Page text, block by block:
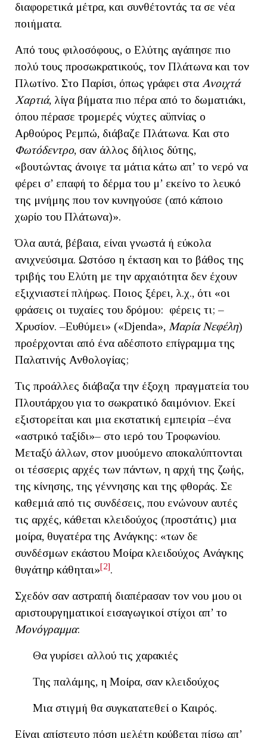
διαφορετικά μέτρα, και συνθέτοντάς τα σε νέα
ποιήματα.
Από τους φιλοσόφους, ο Ελύτης αγάπησε πιο
πολύ τους προσωκρατικούς, τον Πλάτωνα και τον
Πλωτίνο. Στο Παρίσι, όπως γράφει στα Ανοιχτά
Χαρτιά, λίγα βήματα πιο πέρα από το δωματιάκι,
όπου πέρασε τρομερές νύχτες αϋπνίας ο
Αρθούρος Ρεμπώ, διάβαζε Πλάτωνα. Και στο
Φωτόδεντρο, σαν άλλος δήλιος δύτης,
«βουτώντας άνοιγε τα μάτια κάτω απ’ το νερό να
φέρει σ’ επαφή το δέρμα του μ’ εκείνο το λευκό
της μνήμης που τον κυνηγούσε (από κάποιο
χωρίο του Πλάτωνα)».
Όλα αυτά, βέβαια, είναι γνωστά ή εύκολα
ανιχνεύσιμα. Ωστόσο η έκταση και το βάθος της
τριβής του Ελύτη με την αρχαιότητα δεν έχουν
εξιχνιαστεί πλήρως. Ποιος ξέρει, λ.χ., ότι «οι
φράσεις οι τυχαίες του δρόμου: φέρεις τι; –
Χρυσίον. –Ευθύμει» («Djenda», Μαρία Νεφέλη)
προέρχονται από ένα αδέσποτο επίγραμμα της
Παλατινής Ανθολογίας;
Τις προάλλες διάβαζα την έξοχη πραγματεία του
Πλουτάρχου για το σωκρατικό δαιμόνιον. Εκεί
εξιστορείται και μια εκστατική εμπειρία –ένα
«αστρικό ταξίδι»– στο ιερό του Τροφωνίου.
Μεταξύ άλλων, στον μυούμενο αποκαλύπτονται
οι τέσσερις αρχές των πάντων, η αρχή της ζωής,
της κίνησης, της γέννησης και της φθοράς. Σε
καθεμιά από τις συνδέσεις, που ενώνουν αυτές
τις αρχές, κάθεται κλειδούχος (προστάτις) μια
μοίρα, θυγατέρα της Ανάγκης: «των δε
συνδέσμων εκάστου Μοίρα κλειδούχος Ανάγκης
θυγάτηρ κάθηται»[2].
Σχεδόν σαν αστραπή διαπέρασαν τον νου μου οι
αριστουργηματικοί εισαγωγικοί στίχοι απ’ το
Μονόγραμμα:
Θα γυρίσει αλλού τις χαρακιές
Της παλάμης, η Μοίρα, σαν κλειδούχος
Μια στιγμή θα συγκατατεθεί ο Καιρός.
Είναι απίστευτο πόση μελέτη κρύβεται πίσω απ’